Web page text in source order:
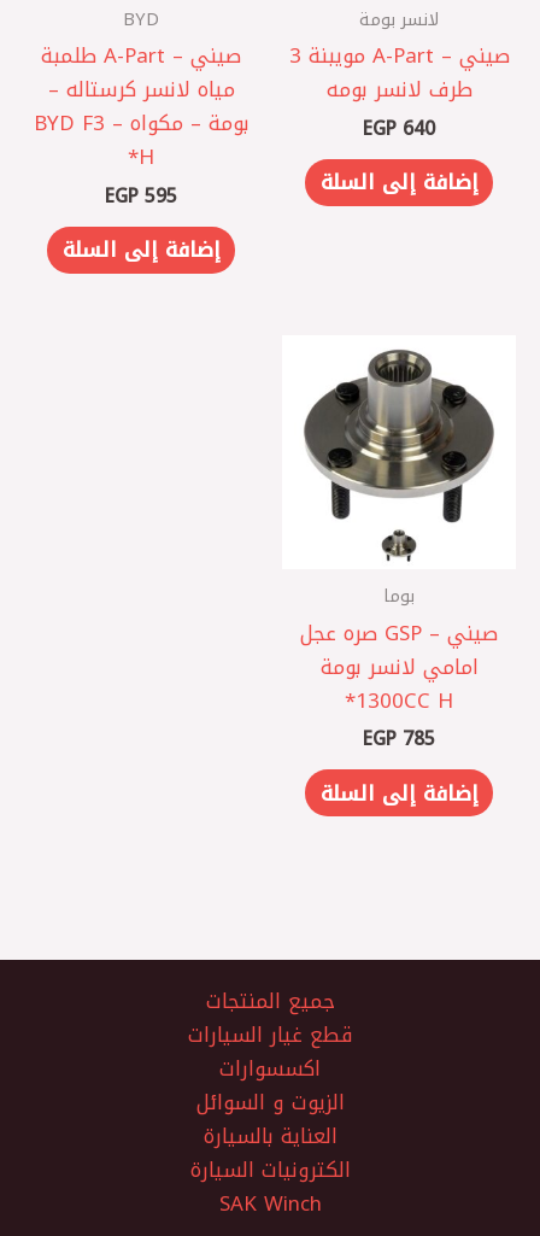
لانسر بومة
صيني – A-Part مويبنة 3
طرف لانسر بومه
EGP 640
إضافة إلى السلة
BYD
صيني – A-Part طلمبة
مياه لانسر كرستاله –
بومة – مكواه – BYD F3
H*
EGP595
إضافة إلى السلة
بوما
صيني – GSP صره عجل
امامي لانسر بومة
1300CC H*
EGP 785
إضافة إلى السلة
جميع المنتجات
قطع غيار السيارات
اكسسوارات
الزيوت و السوائل
العناية بالسيارة
الكترونيات السيارة
SAK Winch